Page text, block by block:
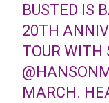
BUSTED IS
20TH
TOUR WITH
MARCH.